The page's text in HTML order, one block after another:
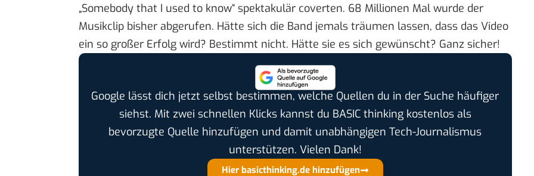
„Somebody that I used to know“ spektakulär coverten. 68 Millionen Mal wurde der
Musikclip bisher abgerufen. Hätte sich die Band jemals träumen lassen, dass das Video
ein so großer Erfolg wird? Bestimmt nicht. Hätte sie es sich gewünscht? Ganz sicher!
Google lässt dich jetzt selbst bestimmen, welche Quellen du in der Suche häufiger
siehst. Mit zwei schnellen Klicks kannst du BASIC thinking kostenlos als
bevorzugte Quelle hinzufügen und damit unabhängigen Tech-Journalismus
unterstützen. Vielen Dank!
Hier basicthinking.de hinzufügen